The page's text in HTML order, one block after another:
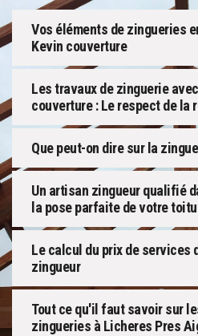
Vos éléments de zingueries
Kevin couverture
Les travaux de zinguerie
couverture : Le respect de la
Que peut-on dire sur la
Un artisan zingueur qualifié
la pose parfaite de votre
Le calcul du prix de services
zingueur
Tout ce qu'il faut savoir sur
zingueries à Licheres Pres